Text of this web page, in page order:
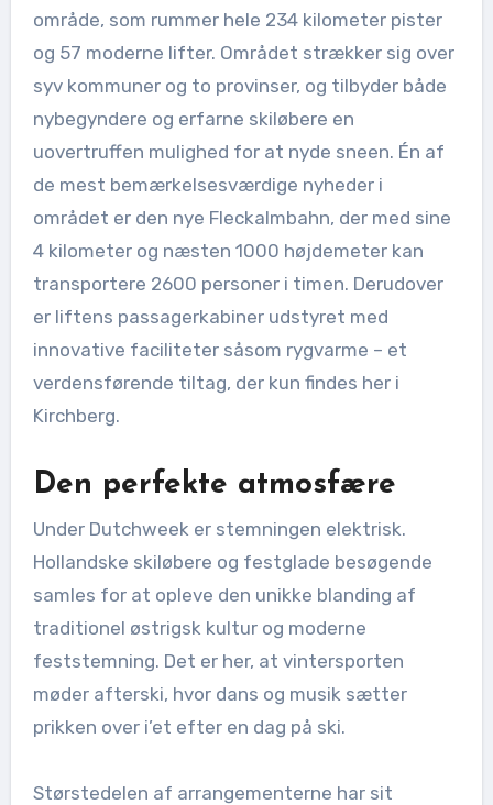
område, som rummer hele 234 kilometer pister
og 57 moderne lifter. Området strækker sig over
syv kommuner og to provinser, og tilbyder både
nybegyndere og erfarne skiløbere en
uovertruffen mulighed for at nyde sneen. Én af
de mest bemærkelsesværdige nyheder i
området er den nye Fleckalmbahn, der med sine
4 kilometer og næsten 1000 højdemeter kan
transportere 2600 personer i timen. Derudover
er liftens passagerkabiner udstyret med
innovative faciliteter såsom rygvarme – et
verdensførende tiltag, der kun findes her i
Kirchberg.
Den perfekte atmosfære
Under Dutchweek er stemningen elektrisk.
Hollandske skiløbere og festglade besøgende
samles for at opleve den unikke blanding af
traditionel østrigsk kultur og moderne
feststemning. Det er her, at vintersporten
møder afterski, hvor dans og musik sætter
prikken over i’et efter en dag på ski.
Størstedelen af arrangementerne har sit